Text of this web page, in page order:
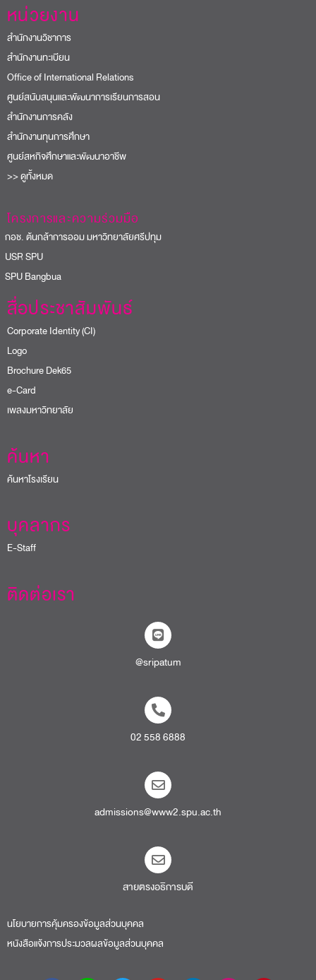
หน่วยงาน
สำนักงานวิชาการ
สำนักงานทะเบียน
Office of International Relations
ศูนย์สนับสนุนและพัฒนาการเรียนการสอน
สำนักงานการคลัง
สำนักงานทุนการศึกษา
ศูนย์สหกิจศึกษาและพัฒนาอาชีพ
>> ดูทั้งหมด
โครงการและความร่วมมือ
ช. ต้นกล้าการออม มหาวิทยาลัยศรีปทุม
SPU
Bangbua
สื่อประชาสัมพันธ์
Corporate Identity (CI)
Logo
Brochure Dek65
e-Card
เพลงมหาวิทยาลัย
ค้นหา
ค้นหาโรงเรียน
บุคลากร
E-Staff
ติดต่อเรา
@sripatum
02 558 6888
admissions@www2.spu.ac.th
สายตรงอธิการบดี​
นโยบายการคุ้มครองข้อมูลส่วนบุคคล
หนังสือแจ้งการประมวลผลข้อมูลส่วนบุคคล